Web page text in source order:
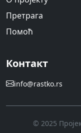
Претрага
Помоћ
Контакт
info@rastko.rs
© 2025